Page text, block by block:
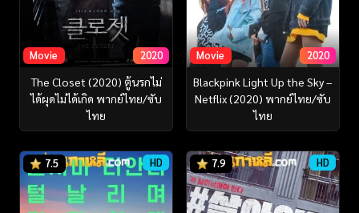
Movie 2020
The Closet (2020) ตู้นรกไม่
ได้ผุดไม่ได้เกิด พากย์ไทย/ซับ
ไทย
Movie 2020
Blackpink Light Up the Sky –
Netflix (2020) พากย์ไทย/ซับ
ไทย
7.5 HD 7.9 HD